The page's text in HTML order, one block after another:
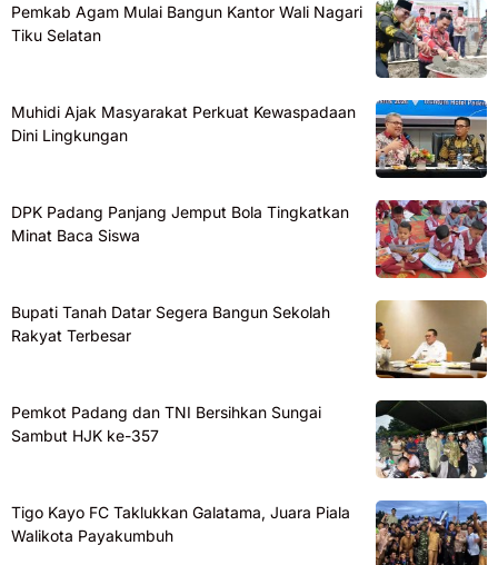
Pemkab Agam Mulai Bangun Kantor Wali Nagari
Tiku Selatan
Muhidi Ajak Masyarakat Perkuat Kewaspadaan
Dini Lingkungan
DPK Padang Panjang Jemput Bola Tingkatkan
Minat Baca Siswa
Bupati Tanah Datar Segera Bangun Sekolah
Rakyat Terbesar
Pemkot Padang dan TNI Bersihkan Sungai
Sambut HJK ke-357
Tigo Kayo FC Taklukkan Galatama, Juara Piala
Walikota Payakumbuh